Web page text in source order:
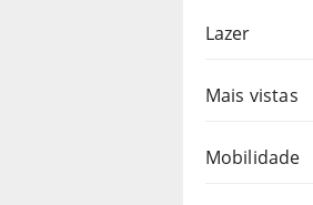
Lazer
Mais vistas
Mobilidade